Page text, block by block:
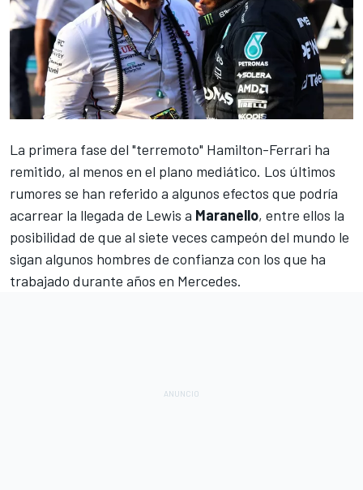
La primera fase del "terremoto" Hamilton-Ferrari ha
remitido, al menos en el plano mediático. Los últimos
rumores se han referido a algunos efectos que podría
acarrear la llegada de Lewis a Maranello, entre ellos la
posibilidad de que al siete veces campeón del mundo le
sigan algunos hombres de confianza con los que ha
trabajado durante años en Mercedes.